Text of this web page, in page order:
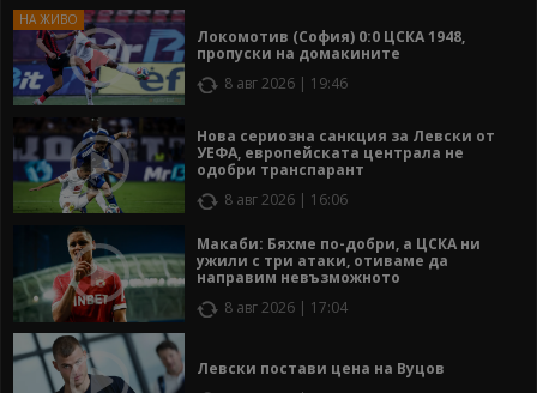
Локомотив (София) 0:0 ЦСКА 1948,
пропуски на домакините
8 авг 2026 | 19:46
Нова сериозна санкция за Левски от
УЕФА, европейската централа не
одобри транспарант
8 авг 2026 | 16:06
Макаби: Бяхме по-добри, а ЦСКА ни
ужили с три атаки, отиваме да
направим невъзможното
8 авг 2026 | 17:04
Левски постави цена на Вуцов